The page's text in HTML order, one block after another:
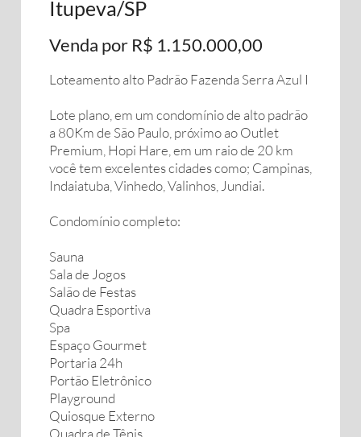
Itupeva/SP
Venda por R$ 1.150.000,00
Loteamento alto Padrão Fazenda Serra Azul I
Lote plano, em um condomínio de alto padrão
a 80Km de São Paulo, próximo ao Outlet
Premium, Hopi Hare, em um raio de 20 km
você tem excelentes cidades como; Campinas,
Indaiatuba, Vinhedo, Valinhos, Jundiai.
Condomínio completo:
Sauna
Sala de Jogos
Salão de Festas
Quadra Esportiva
Spa
Espaço Gourmet
Portaria 24h
Portão Eletrônico
Playground
Quiosque Externo
Quadra de Tênis